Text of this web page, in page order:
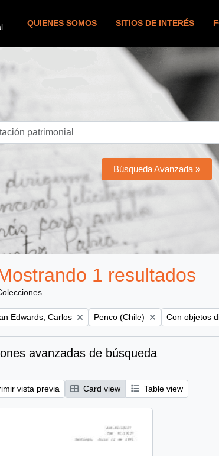
QUIENES SOMOS SITIOS DE INTERÉS
Búsqueda Avanzada »
1 resultados
filter:
Edwards, Carlos Remove filter:
Penco (Chile) Remove filter:
Con objetos
avanzadas de búsqueda
vista previa Card view Table view